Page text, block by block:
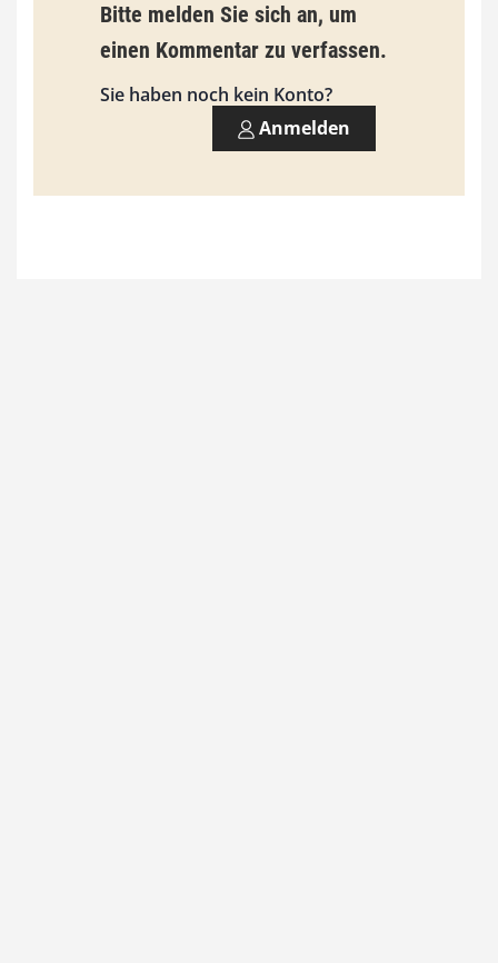
i
s
9
0
Bitte melden Sie sich an, um
einen Kommentar zu verfassen.
Sie haben noch kein Konto?
Anmelden